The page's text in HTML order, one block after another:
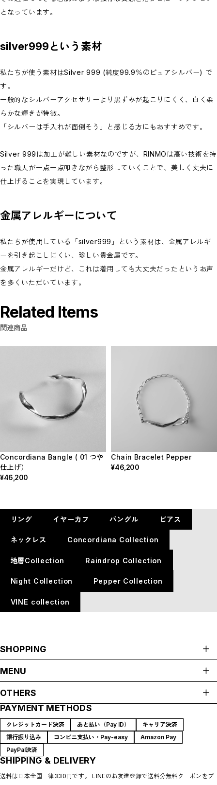
となっています。
silver999という素材
私たちが使う素材はSilver 999 (純度99.9％のピュアシルバー) で
す。
一般的なシルバーアクセサリーより黒ずみが起こりにくく、白く柔
らかな輝きが特徴。
「シルバーは手入れが面倒そう」と感じる方にもおすすめです。
Silver 999は加工が難しい素材なのですが、RINMOは高い技術を持
った職人が一点一点叩きながら整形していくことで、美しく丈夫に
仕上げることを実現しています。
金属アレルギーについて
私たちが使用している「silver999」という素材は、金属アレルギ
ーを引き起こしにくい、珍しい貴金属です。
金属アレルギーだけど、これは着用しても大丈夫だったというお声
を多くいただいています。
Related Items
関連商品
Concordiana Bangle ( 01 つや
仕上げ）
¥46,200
Chain Bracelet Pepper
¥46,200
リング イヤーカフ バングル ピアス
ネックレス Concordiana Collection
地層Collection Raindrop Collection
Night Collection Pepper Collection
VINE collection
SHOPPING
イヤーカフ
ピアス
ネックレス
Concordiana Collection
地層Collection
Raindrop Collection
MENU
ACCESS
Sustainability
FAQ
BLOG
CONTACT
OTHERS
プライバシーポリシー
特定商取引法に基づく表記
PAYMENT METHODS
クレジットカード決済 あと払い（Pay ID）
キャリア決済
銀行振り込み
コンビニ支払い・Pay-easy
Amazon Pay
PayPal決済
SHIPPING & DELIVERY
送料は日本全国一律330円です。 LINEのお友達登録で送料分無料クーポンをプ